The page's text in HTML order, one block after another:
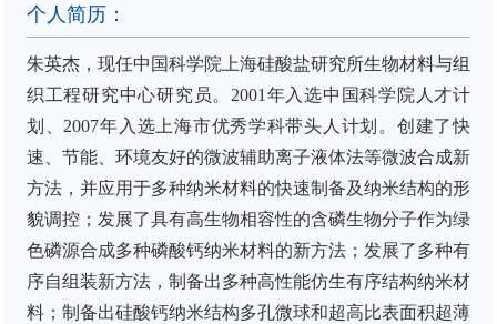
个人简历：
朱英杰，现任中国科学院上海硅酸盐研究所生物材料与组
织工程研究中心研究员。 2001 年入选中国科学院人才计
划、 2007年入选上海市优秀学科带头人计划。创建了快
速、节能、环境友好的微波辅助离子液体法等微波合成新
方法，并应用于多种纳米材料的快速制备及纳米结构的形
貌调控；发展了具有高生物相容性的含磷生物分子作为绿
色磷源合成多种磷酸钙纳米材料的新方法；发展了多种有
序自组装新方法，制备出多种高性能仿生有序结构纳米材
料；制备出硅酸钙纳米结构多孔微球和超高比表面积超薄